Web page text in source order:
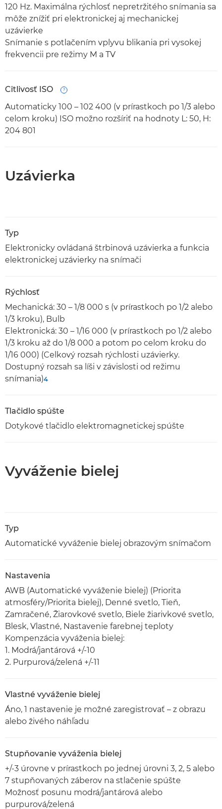
120 Hz. Maximálna rýchlosť nepretržitého snímania sa
môže znížiť pri elektronickej aj mechanickej
uzávierke
Snímanie s potlačením vplyvu blikania pri vysokej
frekvencii pre režimy M a TV
Citlivosť ISO
Automaticky 100 – 102 400 (v prírastkoch po 1/3 alebo
celom kroku) ISO možno rozšíriť na hodnoty L: 50, H:
204 801
Uzávierka
Typ
Elektronicky ovládaná štrbinová uzávierka a funkcia
elektronickej uzávierky na snímači
Rýchlosť
Mechanická: 30 – 1/8 000 s (v prírastkoch po 1/2 alebo
1/3 kroku), Bulb
Elektronická: 30 – 1/16 000 (v prírastkoch po 1/2 alebo
1/3 kroku až do 1/8 000 a potom po celom kroku do
1/16 000) (Celkový rozsah rýchlosti uzávierky.
Dostupný rozsah sa líši v závislosti od režimu
snímania)4
Tlačidlo spúšte
Dotykové tlačidlo elektromagnetickej spúšte
Vyváženie bielej
Typ
Automatické vyváženie bielej obrazovým snímačom
Nastavenia
AWB (Automatické vyváženie bielej) (Priorita
atmosféry/Priorita bielej), Denné svetlo, Tieň,
Zamračené, Žiarovkové svetlo, Biele žiarivkové svetlo,
Blesk, Vlastné, Nastavenie farebnej teploty
Kompenzácia vyváženia bielej:
1. Modrá/jantárová +/-10
2. Purpurová/zelená +/-11
Vlastné vyváženie bielej
Áno, 1 nastavenie je možné zaregistrovať – z obrazu
alebo živého náhľadu
Stupňovanie vyváženia bielej
+/-3 úrovne v prírastkoch po jednej úrovni 3, 2, 5 alebo
7 stupňovaných záberov na stlačenie spúšte
Možnosť posunu modrá/jantárová alebo
purpurová/zelená